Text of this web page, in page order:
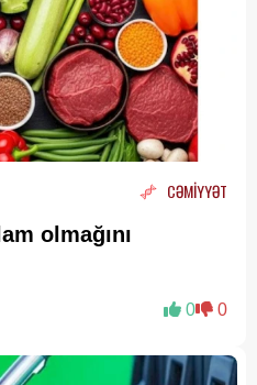
CƏMİYYƏT
olmağını
0 0